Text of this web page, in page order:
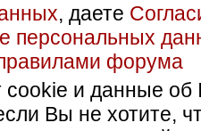
, даете
персональных
форума
cookie и данные об
Вы не хотите,